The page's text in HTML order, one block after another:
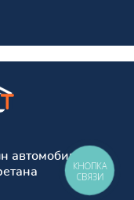
автомобильных
КНОПКА
СВЯЗИ